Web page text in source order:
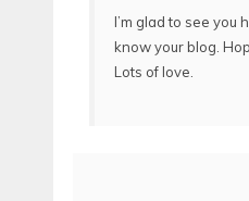
I’m glad to see you
know your blog.
Lots of love.